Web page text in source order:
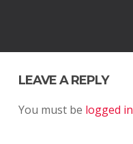
LEAVE A REPLY
You must be logged in